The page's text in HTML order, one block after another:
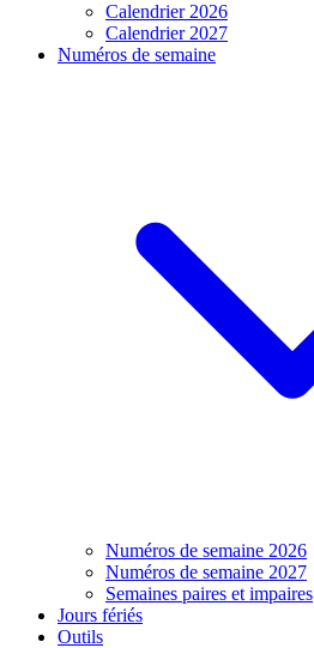
Calendrier 2026
Calendrier 2027
Numéros de semaine
Numéros de semaine 2026
Numéros de semaine 2027
Semaines paires et impaires
Jours fériés
Outils